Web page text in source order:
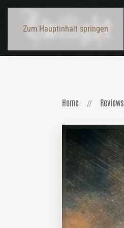
Zum Hauptinhalt springen
Home Reviews